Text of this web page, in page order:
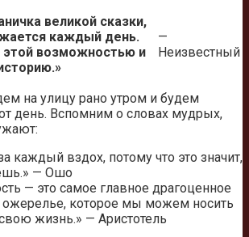
великой сказки,
каждый день.
этой возможностью и
—
Неизвестный
на улицу рано утром и будем
день. Вспомним о словах мудрых,
каждый вздох, потому что это значит,
— Ошо
— это самое главное драгоценное
которое мы можем носить
жизнь.» — Аристотель